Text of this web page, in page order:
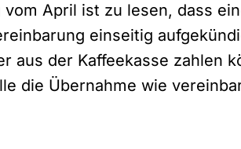
April ist zu lesen, dass
einseitig
aus der Kaffeekasse zahlen
die Übernahme wie